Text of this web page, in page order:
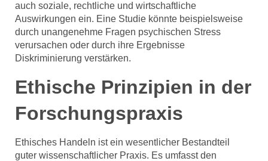
auch soziale, rechtliche und wirtschaftliche
Auswirkungen ein. Eine Studie könnte beispielsweise
durch unangenehme Fragen psychischen Stress
verursachen oder durch ihre Ergebnisse
Diskriminierung verstärken.
Ethische Prinzipien in der
Forschungspraxis
Ethisches Handeln ist ein wesentlicher Bestandteil
guter wissenschaftlicher Praxis. Es umfasst den